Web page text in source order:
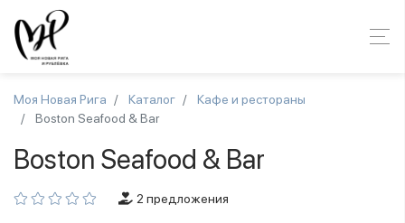
Моя Новая Рига Каталог
Кафе и рестораны
Boston Seafood & Bar
Boston Seafood & Bar
2 предложения